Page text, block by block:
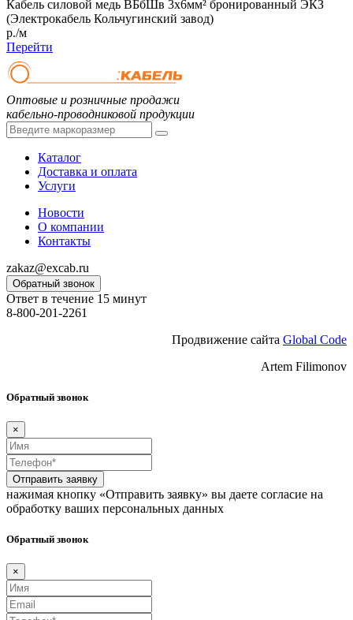
Кабель силовой медь ВБбШв 3x6мм² бронированный ЭКЗ
(Электрокабель Кольчугинский завод)
р./м
Перейти
Оптовые и розничные продажи
кабельно-проводниковой продукции
Каталог
Доставка и оплата
Услуги
Новости
О компании
Контакты
zakaz@excab.ru
Обратный звонок
Ответ в течение 15 минут
8-800-201-2261
Продвижение сайта Global Code
Artem Filimonov
Обратный звонок
×
Отправить заявку
нажимая кнопку «Отправить заявку» вы даете согласие на
обработку ваших персональных данных
Обратный звонок
×